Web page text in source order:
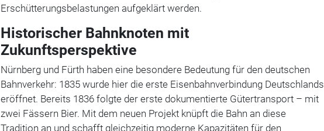
Erschütterungsbelastungen aufgeklärt werden.
Historischer Bahnknoten mit
Zukunftsperspektive
Nürnberg und Fürth haben eine besondere Bedeutung für den deutschen
Bahnverkehr: 1835 wurde hier die erste Eisenbahnverbindung Deutschlands
eröffnet. Bereits 1836 folgte der erste dokumentierte Gütertransport – mit
zwei Fässern Bier. Mit dem neuen Projekt knüpft die Bahn an diese
Tradition an und schafft gleichzeitig moderne Kapazitäten für den